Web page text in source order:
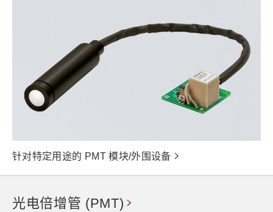
针对特定用途的 PMT 模块/外围设备
光电倍增管 (PMT)